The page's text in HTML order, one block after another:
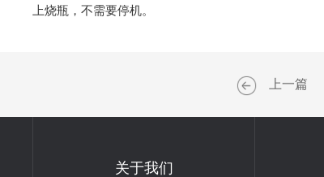
上烧瓶，不需要停机。
上一篇
关于我们